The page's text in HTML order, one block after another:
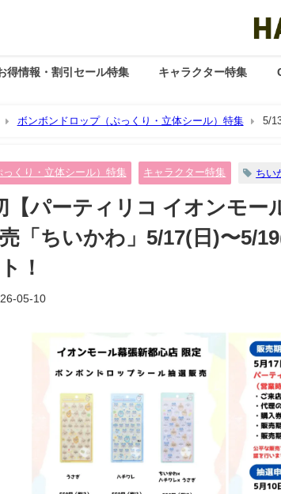
得情報・割引セール特集 キャラクター特集
ボンボンドロップ（ぷっくり・立体シール）特集
5/
くり・立体シール）特集 キャラクター特集 ちい
【パーティリコ イオンモー
「ちいかわ」5/17(日)〜5/
！
05-10